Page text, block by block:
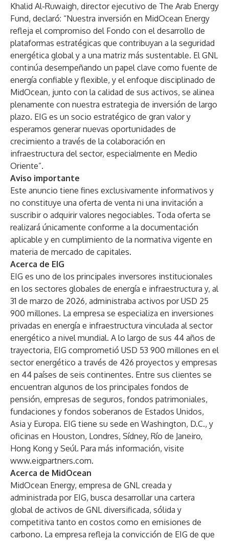
Khalid Al-Ruwaigh, director ejecutivo de The Arab Energy
Fund, declaró: “Nuestra inversión en MidOcean Energy
refleja el compromiso del Fondo con el desarrollo de
plataformas estratégicas que contribuyan a la seguridad
energética global y a una matriz más sustentable. El GNL
continúa desempeñando un papel clave como fuente de
energía confiable y flexible, y el enfoque disciplinado de
MidOcean, junto con la calidad de sus activos, se alinea
plenamente con nuestra estrategia de inversión de largo
plazo. EIG es un socio estratégico de gran valor y
esperamos generar nuevas oportunidades de
crecimiento a través de la colaboración en
infraestructura del sector, especialmente en Medio
Oriente”.
Aviso importante
Este anuncio tiene fines exclusivamente informativos y
no constituye una oferta de venta ni una invitación a
suscribir o adquirir valores negociables. Toda oferta se
realizará únicamente conforme a la documentación
aplicable y en cumplimiento de la normativa vigente en
materia de mercado de capitales.
Acerca de EIG
EIG es uno de los principales inversores institucionales
en los sectores globales de energía e infraestructura y, al
31 de marzo de 2026, administraba activos por USD 25
900 millones. La empresa se especializa en inversiones
privadas en energía e infraestructura vinculada al sector
energético a nivel mundial. A lo largo de sus 44 años de
trayectoria, EIG comprometió USD 53 900 millones en el
sector energético a través de 426 proyectos y empresas
en 44 países de seis continentes. Entre sus clientes se
encuentran algunos de los principales fondos de
pensión, empresas de seguros, fondos patrimoniales,
fundaciones y fondos soberanos de Estados Unidos,
Asia y Europa. EIG tiene su sede en Washington, D.C., y
oficinas en Houston, Londres, Sídney, Río de Janeiro,
Hong Kong y Seúl. Para más información, visite
www.eigpartners.com.
Acerca de MidOcean
MidOcean Energy, empresa de GNL creada y
administrada por EIG, busca desarrollar una cartera
global de activos de GNL diversificada, sólida y
competitiva tanto en costos como en emisiones de
carbono. La empresa refleja la convicción de EIG de que